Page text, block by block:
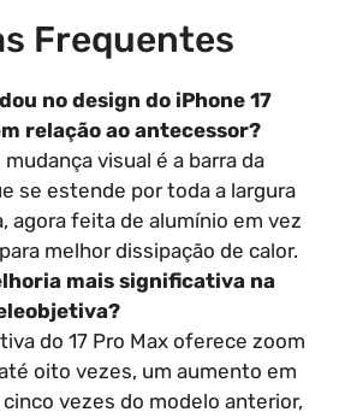
Frequentes
no design do iPhone 17
relação ao antecessor?
visual é a barra da
se estende por toda a largura
agora feita de alumínio em vez
melhor dissipação de calor.
mais significativa na
do 17 Pro Max oferece zoom
oito vezes, um aumento em
cinco vezes do modelo anterior,